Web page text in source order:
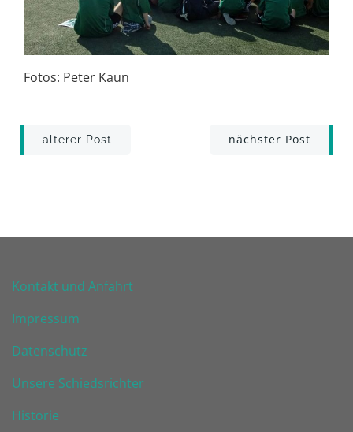
Fotos: Peter Kaun
Post
älterer Post
Postnächster Post
Kontakt und Anfahrt
Impressum
Datenschutz
Unsere Schiedsrichter
Historie